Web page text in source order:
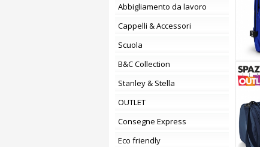
Abbigliamento da lavoro
Cappelli & Accessori
Scuola
B&C Collection
Stanley & Stella
OUTLET
Consegne Express
Eco friendly